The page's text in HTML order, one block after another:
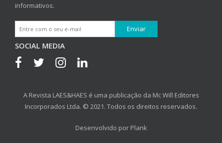
informativos.
SOCIAL MEDIA
A Revista LAES&HAES é uma publicação da Mc Will Editores
Incorporados Ltda. © 2021. Todos os direitos reservados.
Desenvolvido por Plank